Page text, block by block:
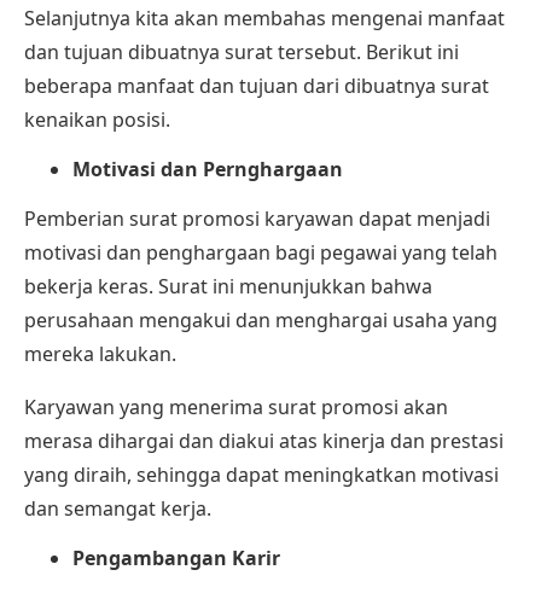
Selanjutnya kita akan membahas mengenai manfaat
dan tujuan dibuatnya surat tersebut. Berikut ini
beberapa manfaat dan tujuan dari dibuatnya surat
kenaikan posisi.
Motivasi dan Pernghargaan
Pemberian surat promosi karyawan dapat menjadi
motivasi dan penghargaan bagi pegawai yang telah
bekerja keras. Surat ini menunjukkan bahwa
perusahaan mengakui dan menghargai usaha yang
mereka lakukan.
Karyawan yang menerima surat promosi akan
merasa dihargai dan diakui atas kinerja dan prestasi
yang diraih, sehingga dapat meningkatkan motivasi
dan semangat kerja.
Pengambangan Karir